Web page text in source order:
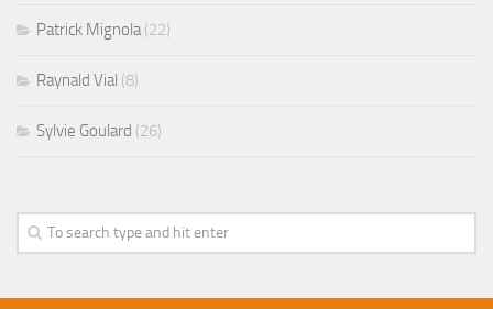
Patrick Mignola(22)
Raynald Vial (8)
Sylvie Goulard (26)